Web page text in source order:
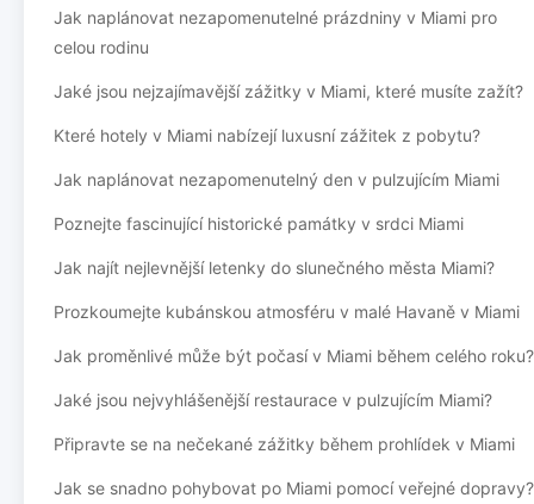
Jak naplánovat nezapomenutelné prázdniny v Miami pro
celou rodinu
Jaké jsou nejzajímavější zážitky v Miami, které musíte zažít?
Které hotely v Miami nabízejí luxusní zážitek z pobytu?
Jak naplánovat nezapomenutelný den v pulzujícím Miami
Poznejte fascinující historické památky v srdci Miami
Jak najít nejlevnější letenky do slunečného města Miami?
Prozkoumejte kubánskou atmosféru v malé Havaně v Miami
Jak proměnlivé může být počasí v Miami během celého roku?
Jaké jsou nejvyhlášenější restaurace v pulzujícím Miami?
Připravte se na nečekané zážitky během prohlídek v Miami
Jak se snadno pohybovat po Miami pomocí veřejné dopravy?